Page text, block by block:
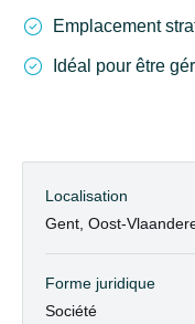
Emplacement
Idéal pour être
Localisation
Gent, Oost-
Forme juridique
Société